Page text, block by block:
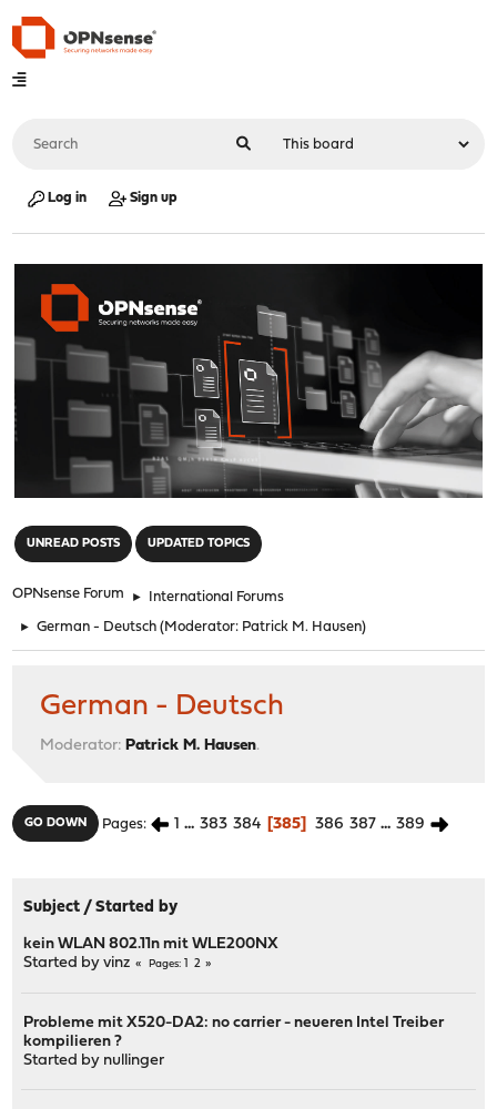
Log in Sign up
UNREAD POSTS UPDATED TOPICS
OPNsense Forum ► International Forums
► German - Deutsch (Moderator: Patrick M. Hausen)
German - Deutsch
Moderator: Patrick M. Hausen.
GO DOWN Pages 1 ... 383 384 385 386 387 ... 389
Subject /Started by
kein WLAN 802.11n mit WLE200NX
Started byvinz Pages 2
Probleme mit X520-DA2: no carrier - neueren Intel Treiber
kompilieren ?
Started by nullinger